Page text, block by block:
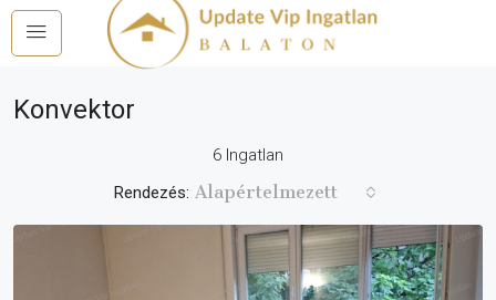
Konvektor
6 Ingatlan
Rendezés: Alapértelmezett